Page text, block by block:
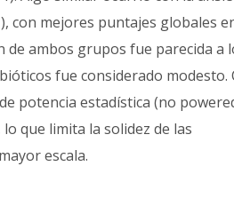
con mejores puntajes globales
de ambos grupos fue parecida a
fue considerado modesto.
potencia estadística (no
que limita la solidez de las
escala.